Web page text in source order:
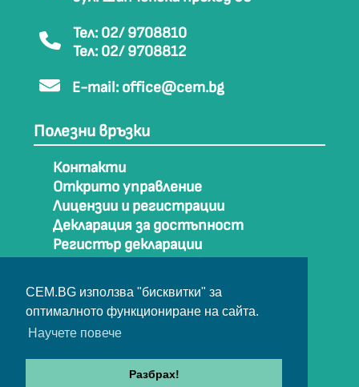
CEM.BG използва "бисквитки" за
оптималното функциониране на сайта.
Научете повече
Разбрах!
Тел: 02/ 9708810
Тел: 02/ 9708812
E-mail: office@cem.bg
Полезни връзки
Контакти
Открито управление
Лицензии и регистрации
Декларация за достъпност
Регистър декларации
Карта на сайта
Архив
© Съвет за електронни медии 2025